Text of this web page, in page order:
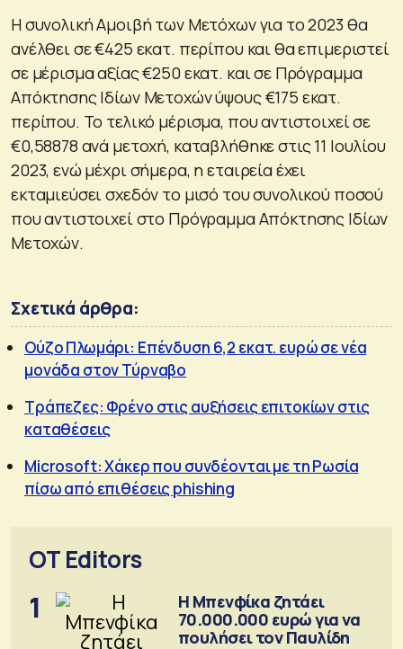
Η συνολική Αμοιβή των Μετόχων για το 2023 θα
ανέλθει σε €425 εκατ. περίπου και θα επιμεριστεί
σε μέρισμα αξίας €250 εκατ. και σε Πρόγραμμα
Απόκτησης Ιδίων Μετοχών ύψους €175 εκατ.
περίπου. To τελικό μέρισμα, που αντιστοιχεί σε
€0,58878 ανά μετοχή, καταβλήθηκε στις 11 Ιουλίου
2023, ενώ μέχρι σήμερα, η εταιρεία έχει
εκταμιεύσει σχεδόν το μισό του συνολικού ποσού
που αντιστοιχεί στο Πρόγραμμα Απόκτησης Ιδίων
Μετοχών.
Σχετικά άρθρα:
Ούζο Πλωμάρι: Επένδυση 6,2 εκατ. ευρώ σε νέα
μονάδα στον Τύρναβο
Τράπεζες: Φρένο στις αυξήσεις επιτοκίων στις
καταθέσεις
Microsoft: Χάκερ που συνδέονται με τη Ρωσία
πίσω από επιθέσεις phishing
OT Editors
1
Η Μπενφίκα ζητάει
70.000.000 ευρώ για να
πουλήσει τον Παυλίδη